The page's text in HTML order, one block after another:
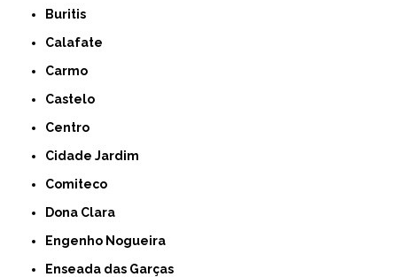
Buritis
Calafate
Carmo
Castelo
Centro
Cidade Jardim
Comiteco
Dona Clara
Engenho Nogueira
Enseada das Garças